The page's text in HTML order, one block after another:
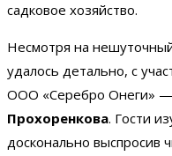
садковое хозяйство.
Несмотря на
удалось детально, с
ООО «Серебро Онеги» —
Прохоренкова. Гости
досконально выспросив